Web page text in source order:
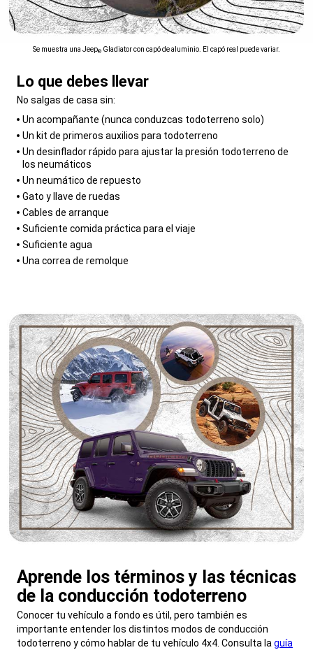
Se muestra una Jeep® Gladiator con capó de aluminio. El capó real puede variar.
Lo que debes llevar
,No salgas de casa sin:
Un acompañante (nunca conduzcas todoterreno solo)
Un kit de primeros auxilios para todoterreno
Un desinflador rápido para ajustar la presión todoterreno de
los neumáticos
Un neumático de repuesto
Gato y llave de ruedas
Cables de arranque
Suficiente comida práctica para el viaje
Suficiente agua
Una correa de remolque
Aprende los términos y las técnicas
de la conducción todoterreno
,Conocer tu vehículo a fondo es útil, pero también es
importante entender los distintos modos de conducción
todoterreno y cómo hablar de tu vehículo 4x4. Consulta la guía